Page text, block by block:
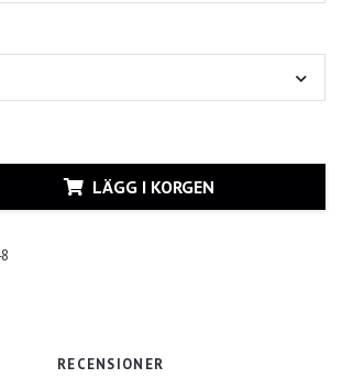
LÄGG I KORGEN
RECENSIONER